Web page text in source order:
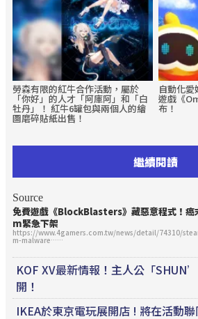
勞森有限的紅牛合作活動，屬於
「你好」的人才「阿庫阿」和「白
牡丹」！ 紅牛6罐包與兩個人的繪
圖磨碎貼紙出售！
自動化愛
遊戲《
布！
繼續閱讀
Source
免費遊戲《BlockBlasters》藏惡意程式！癌
m緊急下架
https://www.4gamers.com.tw/news/detail/74310/
m-malware……
KOF XV最新情報！主人公「
開！
IKEA於東京電玩展開店 ! 將在活動